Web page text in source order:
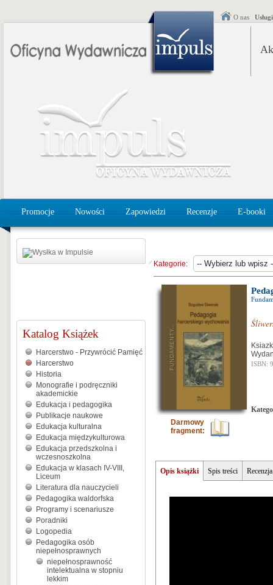
O nas
Promocje Nowości Zapowiedzi Recenzje E-booki
Katalog Książek
Harcerstwo - Przywrócić Pamięć
Harcerstwo
Historia
Monografie i podręczniki
akademickie
Edukacja i pedagogika
Publikacje naukowe
Edukacja kulturalna
Edukacja międzykulturowa
Edukacja przedszkolna i
wczesnoszkolna
Edukacja w klasach IV-VIII,
Liceum
Literatura dla nauczycieli
Pedagogika waldorfska
Programy i scenariusze
Poradniki
Logopedia
Pedagogika osób
niepełnosprawnych
niepełnosprawność
intelektualna w stopniu
lekkim
Kategorie:
Darmowy
fragment:
ISBN:
Opis książki Spis treści Recenzja